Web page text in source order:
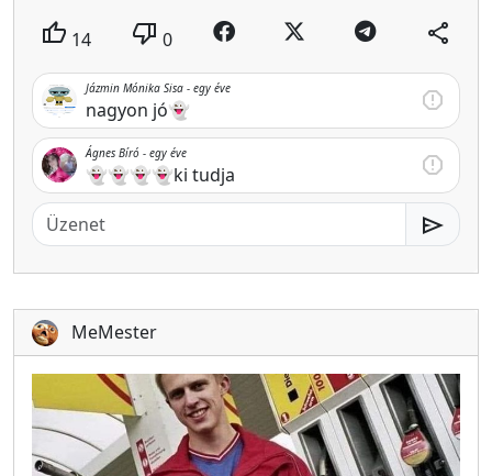
thumb_up 14 thumb_down 0 share
Jázmin Mónika Sisa - egy éve
nagyon jó👻 report
Ágnes Bíró - egy éve
👻👻👻👻ki tudja
report
send
MeMester